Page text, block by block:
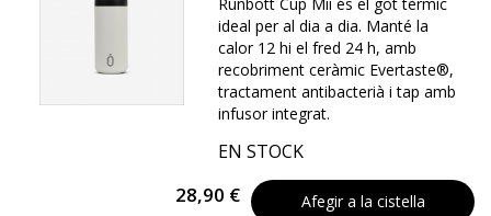
ideal per al dia a dia. Manté la
calor 12 hi el fred 24 h, amb
recobriment ceràmic Evertaste®,
tractament antibacterià i tap amb
infusor integrat.
EN STOCK
28,90 € Afegir a la cistella